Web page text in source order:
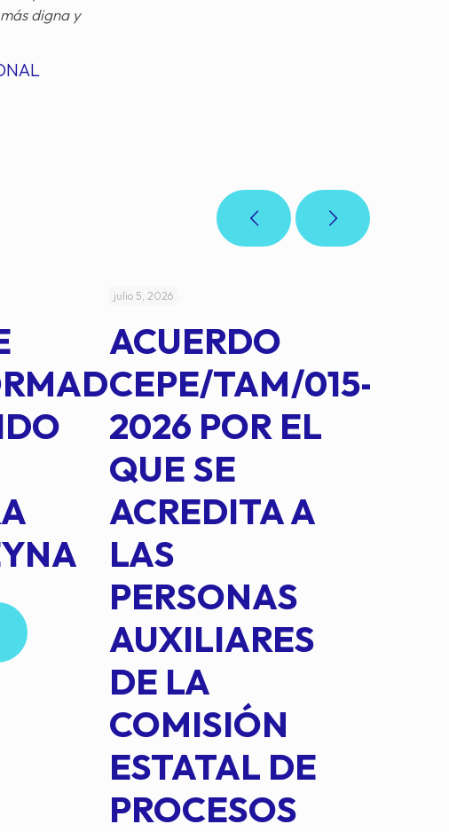
digna y
julio 5, 2026
ACUERDO
CEPE/TAM/015-
2026 POR EL
QUE SE
ACREDITA A
LAS
PERSONAS
AUXILIARES
DE LA
COMISIÓN
ESTATAL DE
PROCESOS